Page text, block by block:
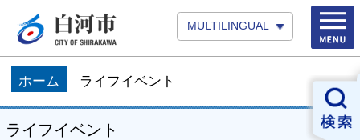
MULTILINGUAL
ホーム ライフイベント
ライフイベント